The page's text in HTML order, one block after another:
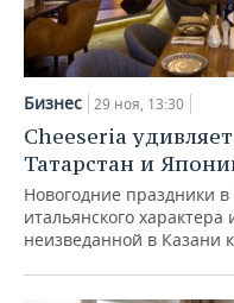
Бизнес 29 ноя, 13:30
Cheeseria
Татарстан и
Новогодние праздники
итальянского
неизведанной в Казани